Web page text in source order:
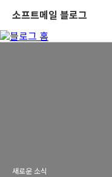
소프트메일 블로그
새로운 소식